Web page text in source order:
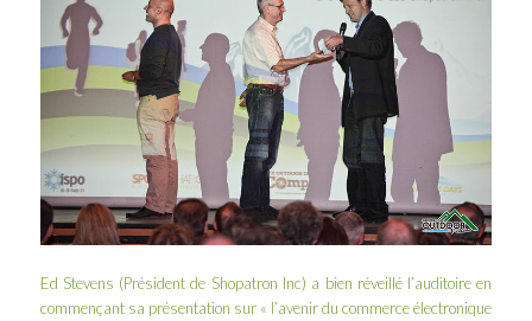
Ed Stevens (Président de Shopatron Inc) a bien réveillé l’auditoire en
commençant sa présentation sur « l’avenir du commerce électronique